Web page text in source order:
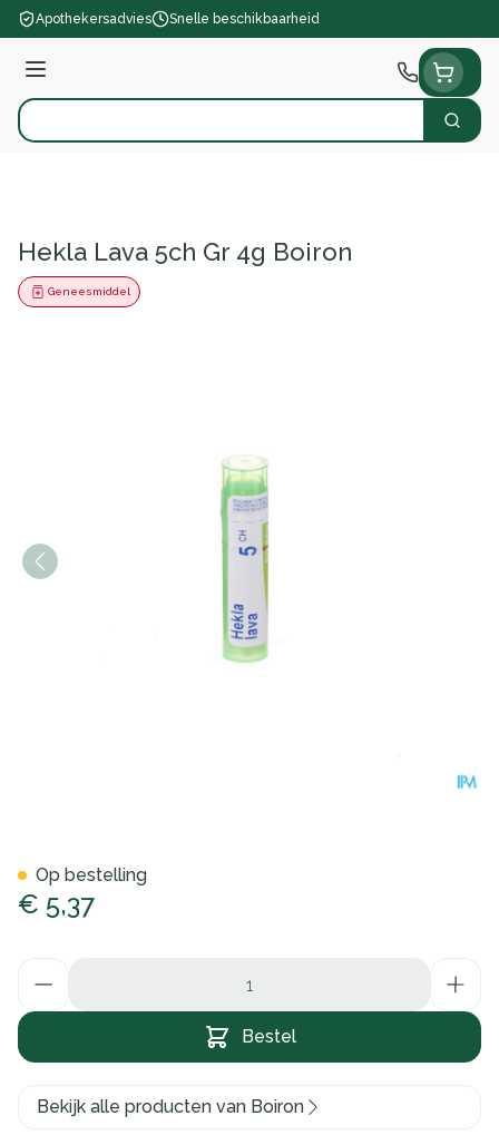
Ga naar de inhoud
Apothekersadvies Snelle beschikbaarheid
Menu
Product, merk, categorie... Zoek
Hekla Lava 5ch Gr 4g Boiron
Geneesmiddel
€ 5,37
Bestel
Op bestelling
Bekijk alle producten van Boiron